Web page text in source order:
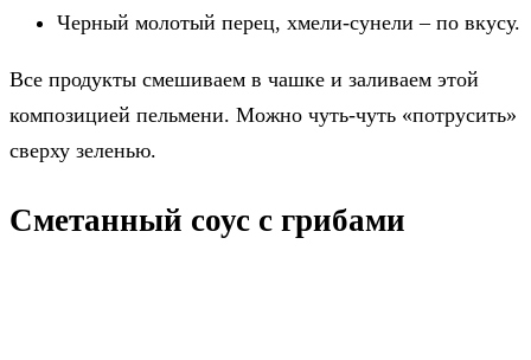
Черный молотый перец, хмели-сунели – по вкусу.
Все продукты смешиваем в чашке и заливаем этой
композицией пельмени. Можно чуть-чуть «потрусить»
сверху зеленью.
Сметанный соус с грибами